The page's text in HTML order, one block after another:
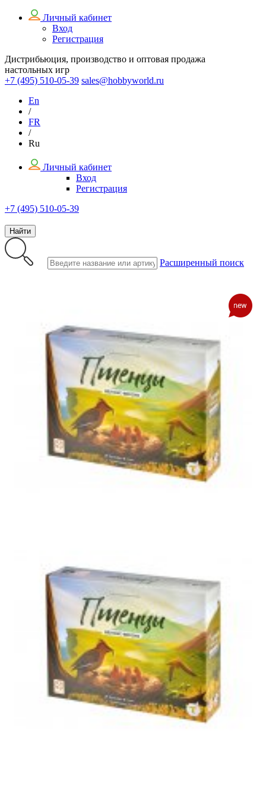
Личный кабинет
Вход
Регистрация
Дистрибьюция, производство и оптовая продажа
настольных игр
+7 (495) 510-05-39 sales@hobbyworld.ru
En
/
FR
/
Ru
Личный кабинет
Вход
Регистрация
+7 (495) 510-05-39
Найти
Расширенный поиск